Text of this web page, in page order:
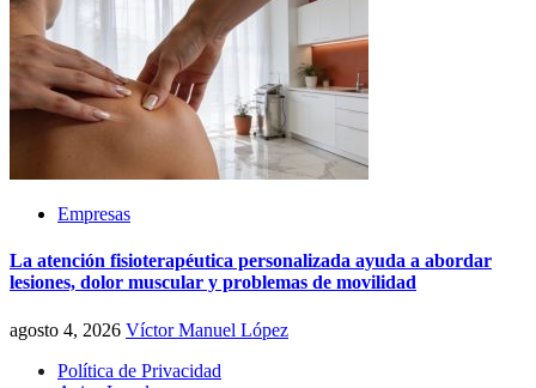
Empresas
La atención fisioterapéutica personalizada ayuda a abordar
lesiones, dolor muscular y problemas de movilidad
agosto 4, 2026 Víctor Manuel López
Política de Privacidad